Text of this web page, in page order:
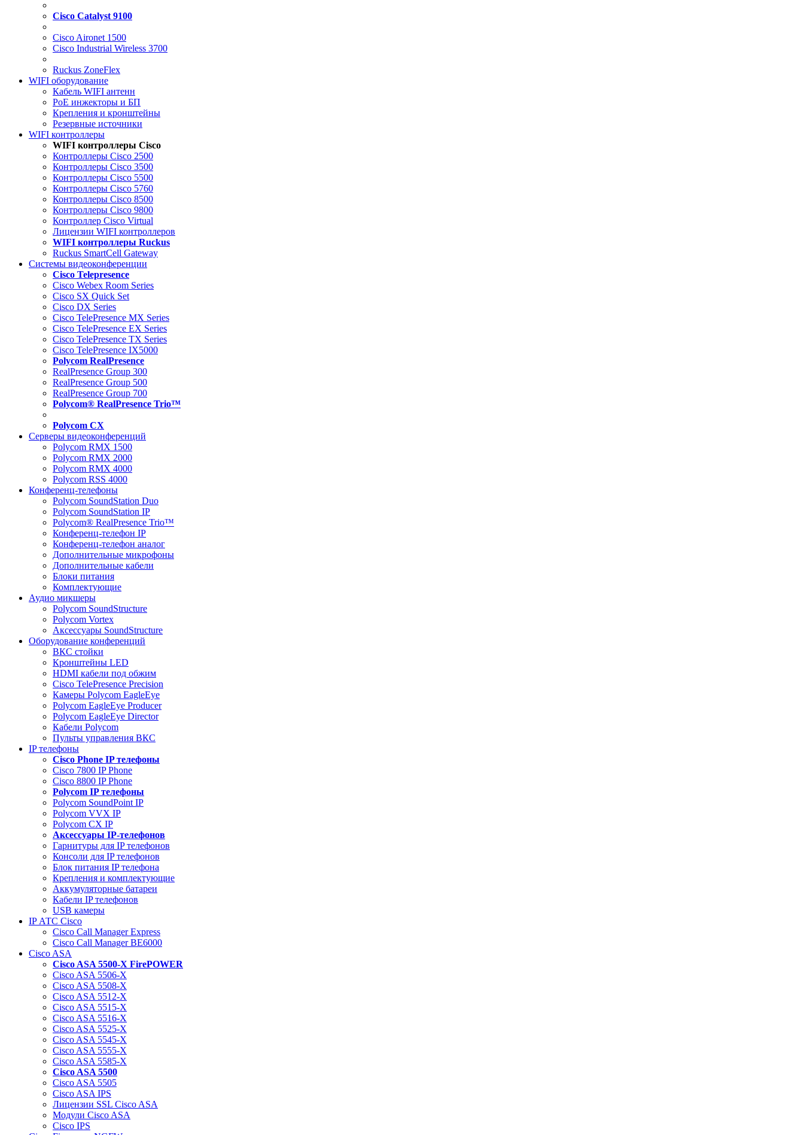
Cisco Catalyst 9100
Cisco Aironet 1500
Cisco Industrial Wireless 3700
Ruckus ZoneFlex
WIFI оборудование
Кабель WIFI антенн
PoE инжекторы и БП
Крепления и кронштейны
Резервные источники
WIFI контроллеры
WIFI контроллеры Cisco
Контроллеры Cisco 2500
Контроллеры Cisco 3500
Контроллеры Cisco 5500
Контроллеры Cisco 5760
Контроллеры Cisco 8500
Контроллеры Cisco 9800
Контроллер Cisco Virtual
Лицензии WIFI контроллеров
WIFI контроллеры Ruckus
Ruckus SmartCell Gateway
Системы видеоконференции
Cisco Telepresence
Cisco Webex Room Series
Cisco SX Quick Set
Cisco DX Series
Cisco TelePresence MX Series
Cisco TelePresence EX Series
Cisco TelePresence TX Series
Cisco TelePresence IX5000
Polycom RealPresence
RealPresence Group 300
RealPresence Group 500
RealPresence Group 700
Polycom® RealPresence Trio™
Polycom CX
Серверы видеоконференций
Polycom RMX 1500
Polycom RMX 2000
Polycom RMX 4000
Polycom RSS 4000
Конференц-телефоны
Polycom SoundStation Duo
Polycom SoundStation IP
Polycom® RealPresence Trio™
Конференц-телефон IP
Конференц-телефон аналог
Дополнительные микрофоны
Дополнительные кабели
Блоки питания
Комплектующие
Аудио микшеры
Polycom SoundStructure
Polycom Vortex
Аксессуары SoundStructure
Оборудование конференций
ВКС стойки
Кронштейны LED
HDMI кабели под обжим
Cisco TelePresence Precision
Камеры Polycom EagleEye
Polycom EagleEye Producer
Polycom EagleEye Director
Кабели Polycom
Пульты управления ВКС
IP телефоны
Сisco Phone IP телефоны
Cisco 7800 IP Phone
Cisco 8800 IP Phone
Polycom IP телефоны
Polycom SoundPoint IP
Polycom VVX IP
Polycom CX IP
Аксессуары IP-телефонов
Гарнитуры для IP телефонов
Консоли для IP телефонов
Блок питания IP телефона
Крепления и комплектующие
Аккумуляторные батареи
Кабели IP телефонов
USB камеры
IP АТС Cisco
Cisco Call Manager Express
Cisco Call Manager BE6000
Cisco ASA
Cisco ASA 5500-X FirePOWER
Cisco ASA 5506-X
Cisco ASA 5508-X
Cisco ASA 5512-X
Cisco ASA 5515-X
Cisco ASA 5516-X
Cisco ASA 5525-X
Cisco ASA 5545-X
Cisco ASA 5555-X
Cisco ASA 5585-X
Cisco ASA 5500
Cisco ASA 5505
Cisco ASA IPS
Лицензии SSL Cisco ASA
Модули Cisco ASA
Cisco IPS